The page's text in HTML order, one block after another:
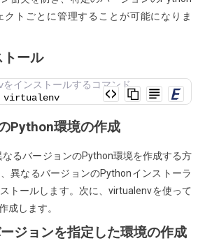
用
クトごとに管理することが可能になりま
ール
ンストールするコマンド
Python環境の作成
るバージョンのPython環境を作成する方
異なるバージョンのPythonインストーラ
トールします。次に、virtualenvを使って
成します。
ジョンを指定した環境の作成